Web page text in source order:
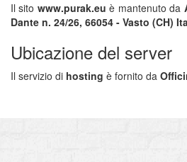
Il sito www.purak.eu è mantenuto da
Dante n. 24/26, 66054 - Vasto (CH)
Ubicazione del server
Il servizio di hosting è fornito da